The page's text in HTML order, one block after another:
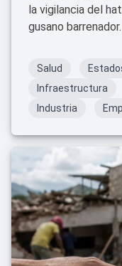
la vigilancia del
gusano barrenador.
Salud
Infraestructura
Industria